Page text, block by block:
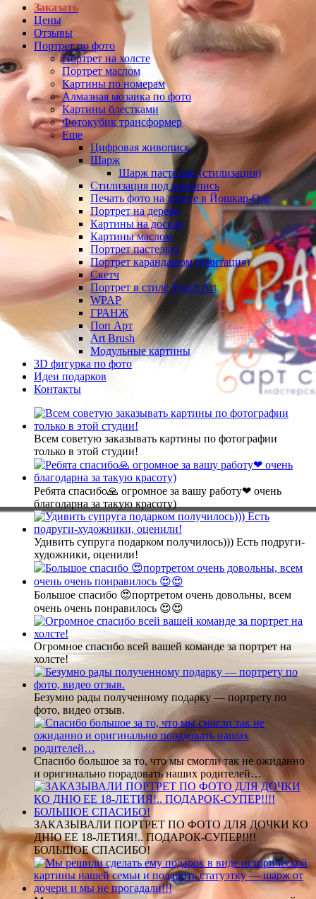
Заказать
Цены
Отзывы
Портрет по фото
Портрет на холсте
Портрет маслом
Картины по номерам
Алмазная мозаика по фото
Картины блестками
Фотокубик трансформер
Еще
Цифровая живопись
Шарж
Шарж пастелью (стилизация)
Стилизация под живопись
Печать фото на холсте в Йошкар-Оле
Портрет на дереве
Картины на досках
Картины маслом
Портрет пастелью
Портрет карандашом (имитация)
Скетч
Портрет в стиле Touch Art
WPAP
ГРАНЖ
Поп Арт
Art Brush
Модульные картины
3D фигурка по фото
Идеи подарков
Контакты
Всем советую заказывать картины по фотографии
только в этой студии!
Ребята спасибо🙏 огромное за вашу работу❤ очень
благодарна за такую красоту)
Удивить супруга подарком получилось))) Есть подруги-
художники, оценили!
Большое спасибо 😍портретом очень довольны, всем
очень очень понравилось 😍😍
Огромное спасибо всей вашей команде за портрет на
холсте!
Безумно рады полученному подарку — портрету по
фото, видео отзыв.
Спасибо большое за то, что мы смогли так не ожиданно
и оригинально порадовать наших родителей…
ЗАКАЗЫВАЛИ ПОРТРЕТ ПО ФОТО ДЛЯ ДОЧКИ КО
ДНЮ ЕЕ 18-ЛЕТИЯ!.. ПОДАРОК-СУПЕР!!!!
БОЛЬШОЕ СПАСИБО!